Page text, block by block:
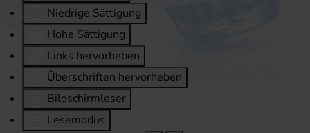
Niedrige Sättigung
Hohe Sättigung
Links hervorheben
Überschriften hervorheben
Bildschirmleser
Lesemodus